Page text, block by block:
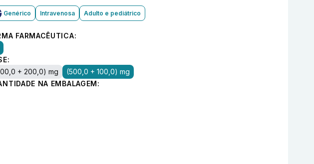
Genérico Intravenosa Adulto e pediátrico
FARMACÊUTICA:
+ 200,0) mg
(500,0 + 100,0) mg
NA EMBALAGEM: